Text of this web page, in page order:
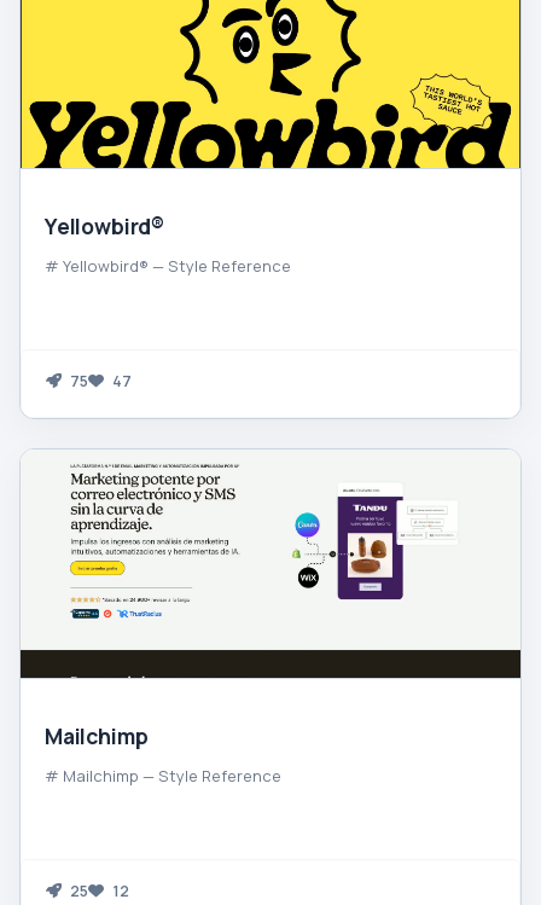
Yellowbird®
# Yellowbird® — Style Reference
75 47
Mailchimp
# Mailchimp — Style Reference
25 12